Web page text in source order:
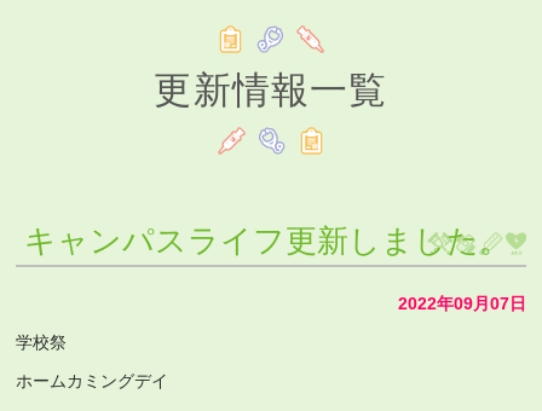
更新情報一覧
キャンパスライフ更新しました。
2022年09月07日
学校祭
ホームカミングデイ